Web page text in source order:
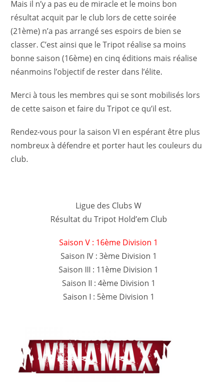
Mais il n’y a pas eu de miracle et le moins bon
résultat acquit par le club lors de cette soirée
(21ème) n’a pas arrangé ses espoirs de bien se
classer. C’est ainsi que le Tripot réalise sa moins
bonne saison (16ème) en cinq éditions mais réalise
néanmoins l’objectif de rester dans l’élite.
Merci à tous les membres qui se sont mobilisés lors
de cette saison et faire du Tripot ce qu’il est.
Rendez-vous pour la saison VI en espérant être plus
nombreux à défendre et porter haut les couleurs du
club.
Ligue des Clubs W
Résultat du Tripot Hold’em Club
Saison V : 16ème Division 1
Saison IV : 3ème Division 1
Saison III : 11ème Division 1
Saison II : 4ème Division 1
Saison I : 5ème Division 1